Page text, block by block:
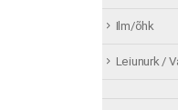
Ilm/õhk
Leiunurk /